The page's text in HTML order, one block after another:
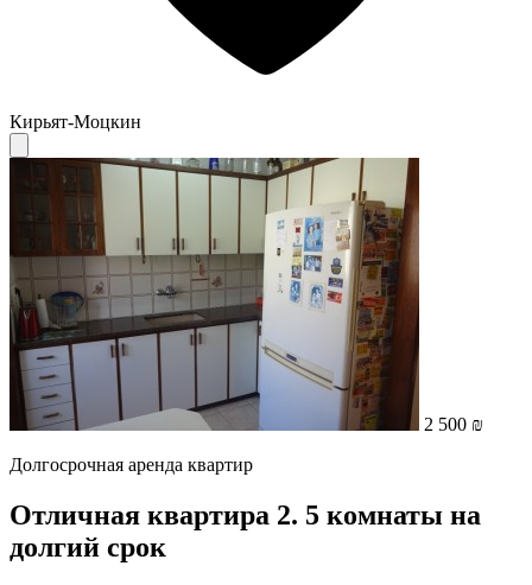
Кирьят-Моцкин
2 500 ₪
Долгосрочная аренда квартир
Отличная квартира 2. 5 комнаты на
долгий срок